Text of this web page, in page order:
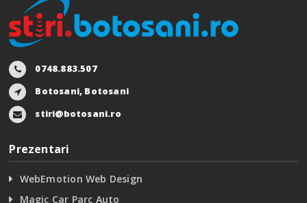
0748.883.507
Botosani, Botosani
stiri@botosani.ro
Prezentari
WebEmotion Web Design
Magic Car Parc Auto